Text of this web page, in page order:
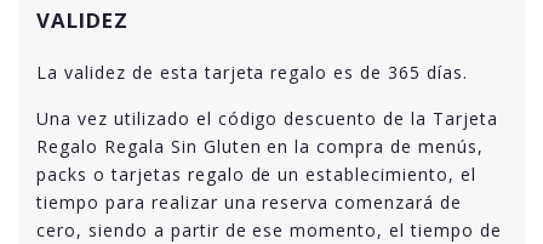
VALIDEZ
La validez de esta tarjeta regalo es de 365 días.
Una vez utilizado el código descuento de la Tarjeta
Regalo Regala Sin Gluten en la compra de menús,
packs o tarjetas regalo de un establecimiento, el
tiempo para realizar una reserva comenzará de
cero, siendo a partir de ese momento, el tiempo de